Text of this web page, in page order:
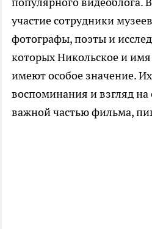
участие сотрудники
фотографы, поэты и
которых Никольское и
имеют особое значение.
воспоминания и взгляд на
важной частью фильма,